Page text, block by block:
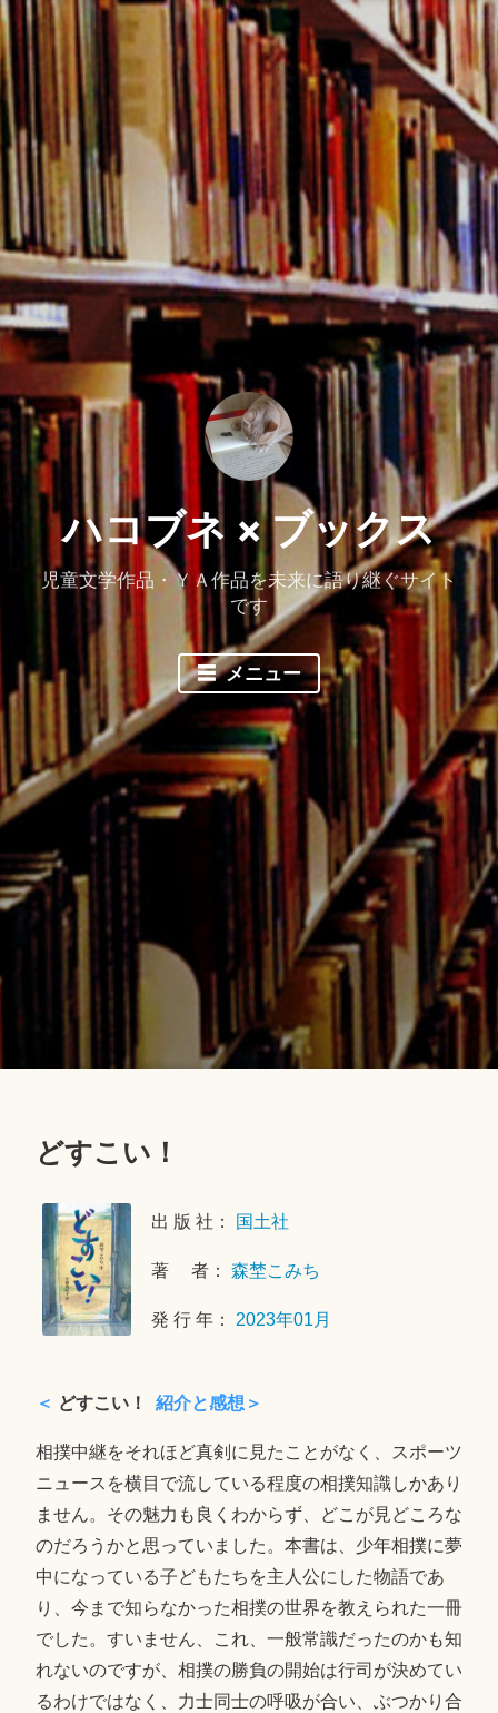
コ
ン
テ
ン
ツ
へ
ス
キ
ッ
プ
ハコブネ × ブックス
児童文学作品・ＹＡ作品を未来に語り継ぐサイト
です
メニュー
どすこい！
出 版 社： 国土社
著 者：森埜こみち
発 行 年：2023年01月
＜ どすこい！ 紹介と感想＞
相撲中継をそれほど真剣に見たことがなく、スポーツ
ニュースを横目で流している程度の相撲知識しかあり
ません。その魅力も良くわからず、どこが見どころな
のだろうかと思っていました。本書は、少年相撲に夢
中になっている子どもたちを主人公にした物語であ
り、今まで知らなかった相撲の世界を教えられた一冊
でした。すいません、これ、一般常識だったのかも知
れないのですが、相撲の勝負の開始は行司が決めてい
るわけではなく、力士同士の呼吸が合い、ぶつかり合